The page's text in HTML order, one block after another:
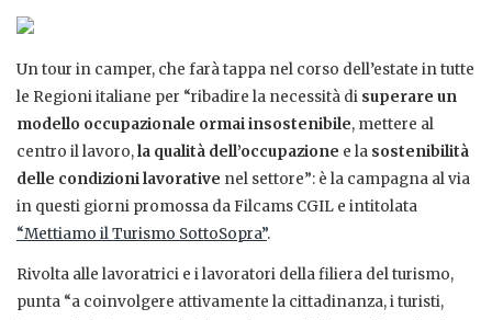
Un tour in camper, che farà tappa nel corso dell’estate in tutte
le Regioni italiane per “ribadire la necessità di superare un
modello occupazionale ormai insostenibile, mettere al
centro il lavoro,la qualità dell’occupazione e la sostenibilità
delle condizioni lavorative nel settore”: è la campagna al via
in questi giorni promossa da Filcams CGIL e intitolata
“Mettiamo il Turismo SottoSopra”.
Rivolta alle lavoratrici e i lavoratori della filiera del turismo,
punta “a coinvolgere attivamente la cittadinanza, i turisti,